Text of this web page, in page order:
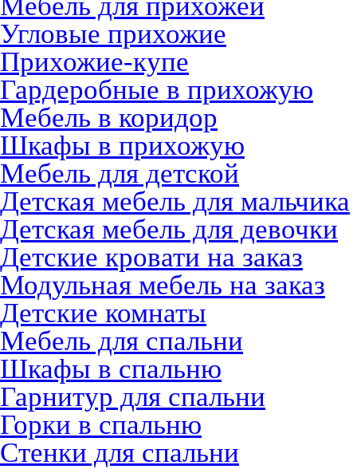
Угловые прихожие
Прихожие-купе
Гардеробные в прихожую
Мебель в коридор
Шкафы в прихожую
Мебель для детской
Детская мебель для мальчика
Детская мебель для девочки
Детские кровати на заказ
Модульная мебель на заказ
Детские комнаты
Мебель для спальни
Шкафы в спальню
Гарнитур для спальни
Горки в спальню
Стенки для спальни